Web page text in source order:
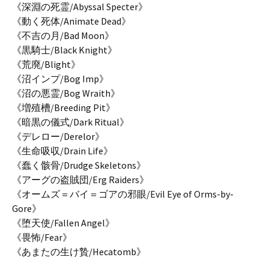
《深淵の死霊/Abyssal Specter》
《動く死体/Animate Dead》
《不吉の月/Bad Moon》
《黒騎士/Black Knight》
《荒廃/Blight》
《沼インプ/Bog Imp》
《沼の悪霊/Bog Wraith》
《増殖槽/Breeding Pit》
《暗黒の儀式/Dark Ritual》
《デレロー/Derelor》
《生命吸収/Drain Life》
《蠢く骸骨/Drudge Skeletons》
《アーグの盗賊団/Erg Raiders》
《オームズ＝バイ＝ゴアの邪眼/Evil Eye of Orms-by-
Gore》
《堕天使/Fallen Angel》
《畏怖/Fear》
《あまたの生け贄/Hecatomb》